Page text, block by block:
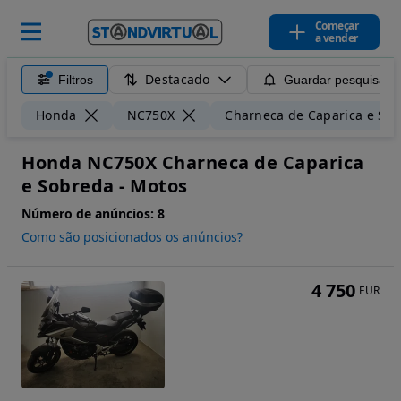
Começar
a vender
Filtros Destacado Guardar pesquisa
Honda NC750X Charneca de Caparica e
Honda NC750X Charneca de Caparica
e Sobreda - Motos
Número de anúncios: 8
Como são posicionados os anúncios?
4 750 EUR